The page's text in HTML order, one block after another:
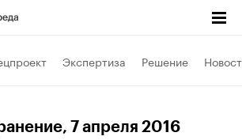
Экспертиза Решение
, 7 апреля 2016